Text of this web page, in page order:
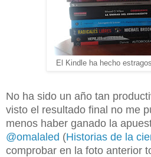
El Kindle ha hecho
No ha sido un año tan
visto el resultado final no me
menos haber ganado la
@omalaled (Historias de la
comprobar en la foto anterior